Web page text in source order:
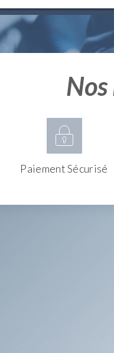
Paiement Sécurisé